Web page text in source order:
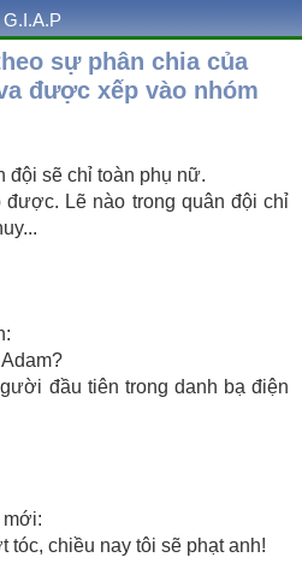
G.I.A.P
sự phân chia của
được xếp vào nhóm
đội sẽ chỉ toàn phụ nữ.
được. Lẽ nào trong quân đội chỉ
đầu tiên trong danh bạ điện
mới:
tóc, chiều nay tôi sẽ phạt anh!